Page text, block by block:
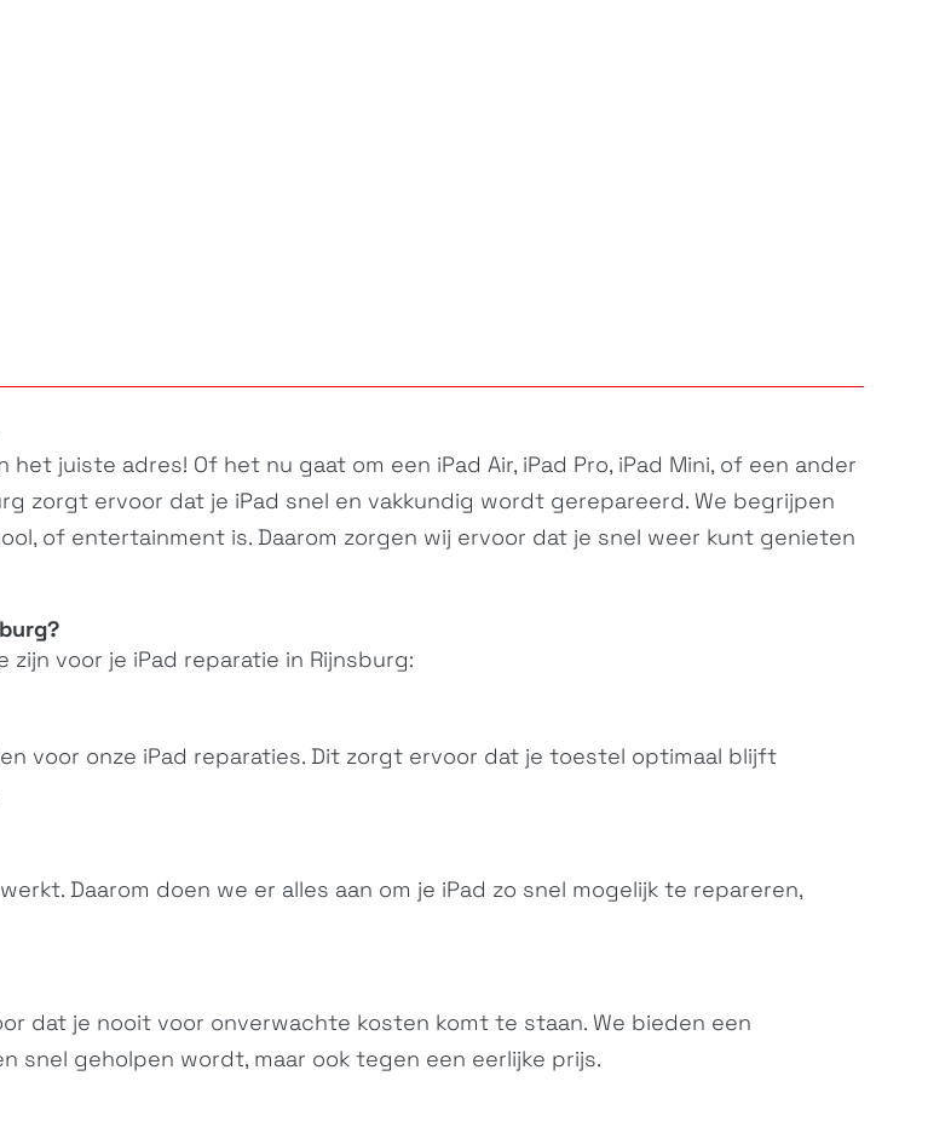
juiste adres! Of het nu gaat om een iPad Air, iPad Pro, iPad Mini, of een ander
zorgt ervoor dat je iPad snel en vakkundig wordt gerepareerd. We begrijpen
of entertainment is. Daarom zorgen wij ervoor dat je snel weer kunt genieten
zijn voor je iPad reparatie in Rijnsburg:
voor onze iPad reparaties. Dit zorgt ervoor dat je toestel optimaal blijft
Daarom doen we er alles aan om je iPad zo snel mogelijk te repareren,
dat je nooit voor onverwachte kosten komt te staan. We bieden een
geholpen wordt, maar ook tegen een eerlijke prijs.